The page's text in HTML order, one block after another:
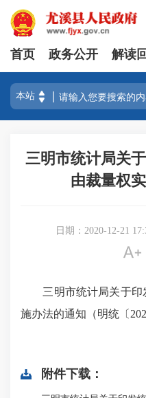
首页 政务公开 解读
三明市统计局关
由裁量权
日期：2020-12-21

三明市统计局关于印
施办法的通知（明统〔
附件下载：